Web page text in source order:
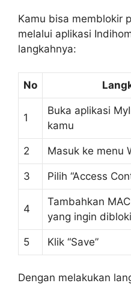
Kamu bisa memblokir
melalui aplikasi
langkahnya:
No
1
Buka aplikasi
kamu
2 Masuk ke menu
3 Pilih “Access
4
Tambahkan
yang ingin
5 Klik “Save”
Dengan melakukan